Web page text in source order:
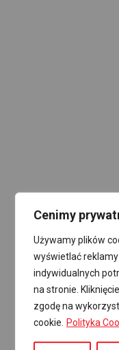
Cenimy
Używamy plików
wyświetlać
indywidualnych
na stronie.
zgodę na
cookie. Polityka